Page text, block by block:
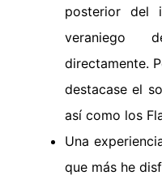
posterior del
veraniego
directamente.
destacase el
así como los
Una
que más he